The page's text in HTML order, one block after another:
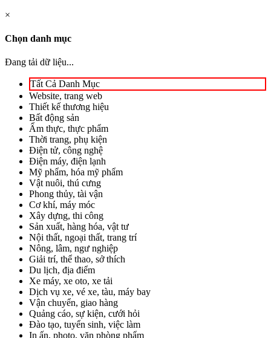
×
Chọn danh mục
Đang tải dữ liệu...
Tất Cả Danh Mục
Website, trang web
Thiết kế thương hiệu
Bất động sản
Ẩm thực, thực phẩm
Thời trang, phụ kiện
Điện tử, công nghệ
Điện máy, điện lạnh
Mỹ phẩm, hóa mỹ phẩm
Vật nuôi, thú cưng
Phong thủy, tài vận
Cơ khí, máy móc
Xây dựng, thi công
Sản xuất, hàng hóa, vật tư
Nội thất, ngoại thất, trang trí
Nông, lâm, ngư nghiệp
Giải trí, thể thao, sở thích
Du lịch, địa điểm
Xe máy, xe oto, xe tải
Dịch vụ xe, vé xe, tàu, máy bay
Vận chuyển, giao hàng
Quảng cáo, sự kiện, cưới hỏi
Đào tạo, tuyển sinh, việc làm
In ấn, photo, văn phòng phẩm